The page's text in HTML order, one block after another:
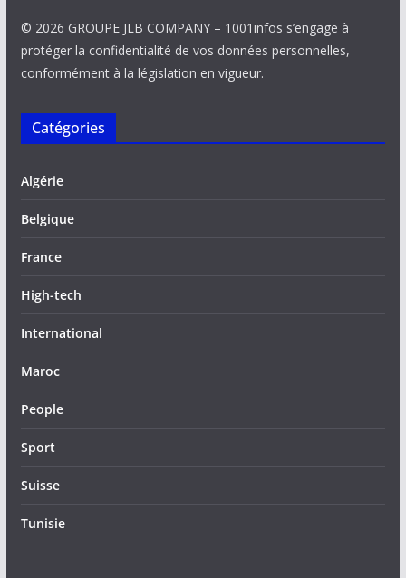
© 2026 GROUPE JLB COMPANY – 1001infos s’engage à
protéger la confidentialité de vos données personnelles,
conformément à la législation en vigueur.
Catégories
Algérie
Belgique
France
High-tech
International
Maroc
People
Sport
Suisse
Tunisie